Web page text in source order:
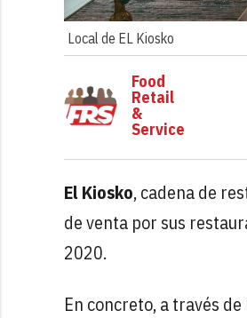
Local de EL Kiosko
Food
Retail
&
Service
El Kiosko, cadena de
de venta por sus
2020.
En concreto, a través de